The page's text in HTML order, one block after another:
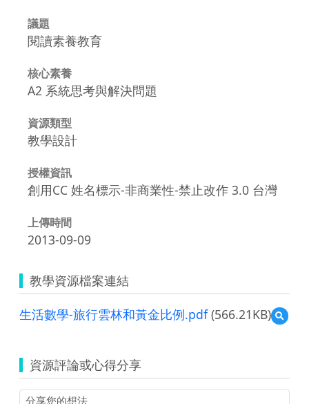
議題
閱讀素養教育
核心素養
A2 系統思考與解決問題
資源類型
教學設計
授權資訊
創用CC 姓名標示-非商業性-禁止改作 3.0 台灣
上傳時間
2013-09-09
教學資源檔案連結
生活數學-旅行雲林和黃金比例.pdf(566.21KB)
預
覽
學-
旅
資源評論或心得分享